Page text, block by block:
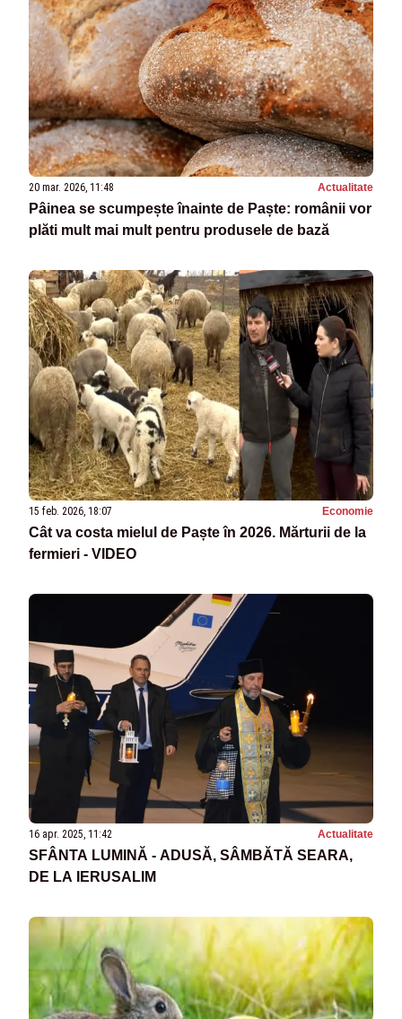
20 mar. 2026, 11:48 Actualitate
Pâinea se scumpește înainte de Paște: românii vor
plăti mult mai mult pentru produsele de bază
15 feb. 2026, 18:07 Economie
Cât va costa mielul de Paște în 2026. Mărturii de la
fermieri - VIDEO
16 apr. 2025, 11:42 Actualitate
SFÂNTA LUMINĂ - ADUSĂ, SÂMBĂTĂ SEARA,
DE LA IERUSALIM